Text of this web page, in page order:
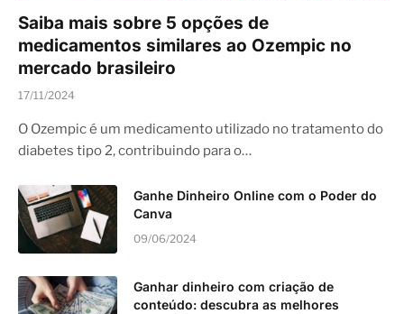
Saiba mais sobre 5 opções de
medicamentos similares ao Ozempic no
mercado brasileiro
17/11/2024
O Ozempic é um medicamento utilizado no tratamento do
diabetes tipo 2, contribuindo para o…
Ganhe Dinheiro Online com o Poder do
Canva
09/06/2024
Ganhar dinheiro com criação de
conteúdo: descubra as melhores